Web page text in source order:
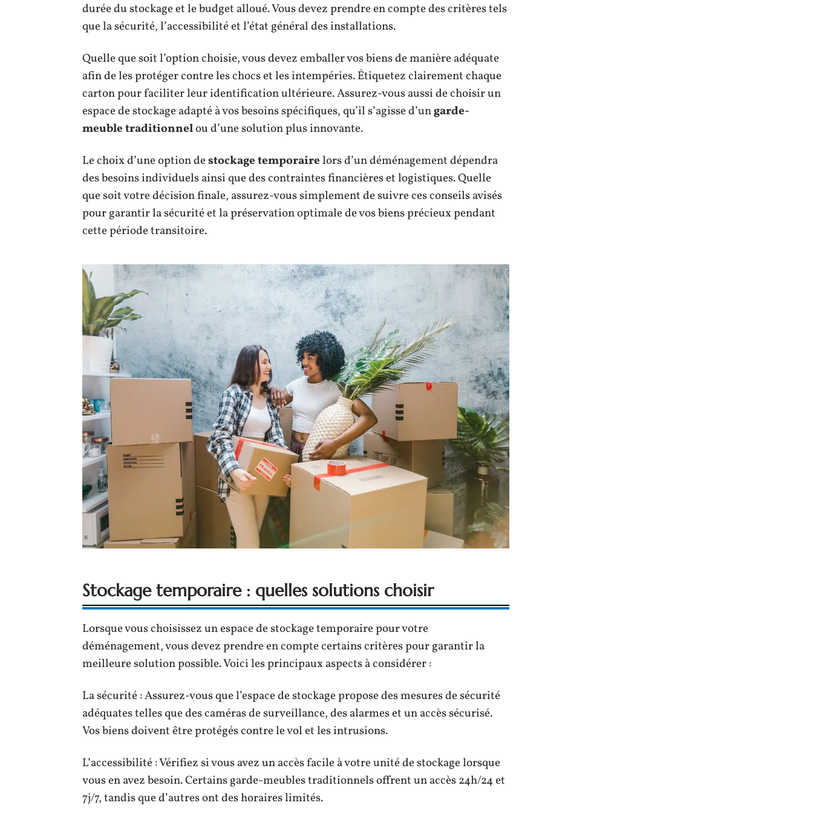
durée du stockage et le budget alloué. Vous devez prendre en compte des critères tels
que la sécurité, l’accessibilité et l’état général des installations.
Quelle que soit l’option choisie, vous devez emballer vos biens de manière adéquate
afin de les protéger contre les chocs et les intempéries. Étiquetez clairement chaque
carton pour faciliter leur identification ultérieure. Assurez-vous aussi de choisir un
espace de stockage adapté à vos besoins spécifiques, qu’il s’agisse d’ungarde-
meuble traditionnelou d’une solution plus innovante.
Le choix d’une option destockage temporairelors d’un déménagement dépendra
des besoins individuels ainsi que des contraintes financières et logistiques. Quelle
que soit votre décision finale, assurez-vous simplement de suivre ces conseils avisés
pour garantir la sécurité et la préservation optimale de vos biens précieux pendant
cette période transitoire.
Stockage temporaire : quelles solutions choisir
Lorsque vous choisissez un espace de stockage temporaire pour votre
déménagement, vous devez prendre en compte certains critères pour garantir la
meilleure solution possible. Voici les principaux aspects à considérer :
La sécurité : Assurez-vous que l’espace de stockage propose des mesures de sécurité
adéquates telles que des caméras de surveillance, des alarmes et un accès sécurisé.
Vos biens doivent être protégés contre le vol et les intrusions.
L’accessibilité : Vérifiez si vous avez un accès facile à votre unité de stockage lorsque
vous en avez besoin. Certains garde-meubles traditionnels offrent un accès 24h/24 et
7j/7, tandis que d’autres ont des horaires limités.